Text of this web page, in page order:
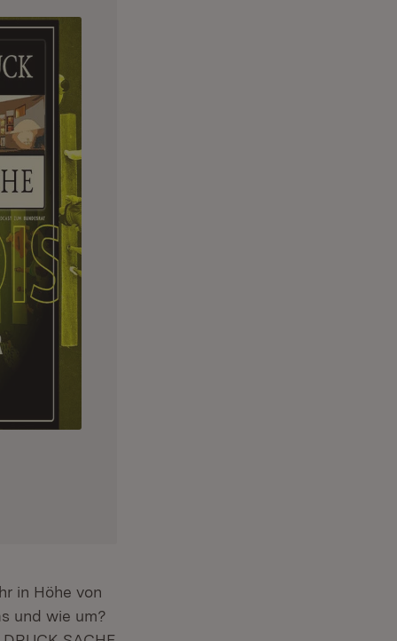
in Höhe von
und wie um?